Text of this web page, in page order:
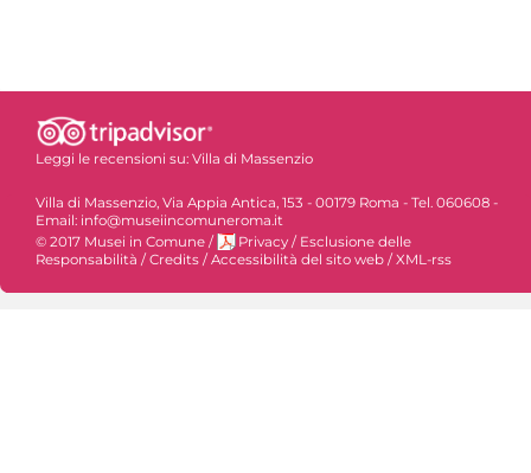
Leggi le recensioni su: Villa di Massenzio
Villa di Massenzio, Via Appia Antica, 153 - 00179 Roma - Tel. 060608 -
Email: info@museiincomuneroma.it
© 2017 Musei in Comune / Privacy / Esclusione delle
Responsabilità / Credits / Accessibilità del sito web / XML-rss